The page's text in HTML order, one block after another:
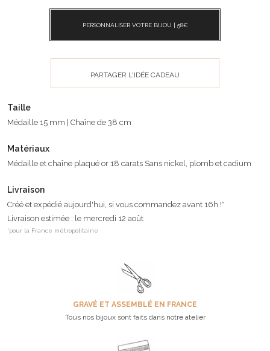
PERSONNALISER VOTRE BIJOU | 58€
PARTAGER L'IDÉE CADEAU
Taille
Médaille 15 mm | Chaîne de 38 cm
Matériaux
Médaille et chaîne plaqué or 18 carats Sans nickel, plomb et cadium
Livraison
Créé et expédié aujourd'hui, si vous commandez avant 16h !*
Livraison estimée : le mercredi 12 août
*pour la France métropolitaine
GRAVÉ ET ASSEMBLÉ EN FRANCE
Tous nos bijoux sont faits dans notre atelier